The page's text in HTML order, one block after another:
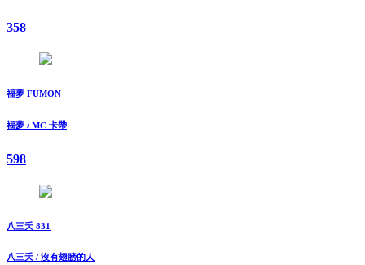
358
福夢 FUMON
福夢 / MC 卡帶
598
八三夭 831
八三夭 / 沒有翅膀的人